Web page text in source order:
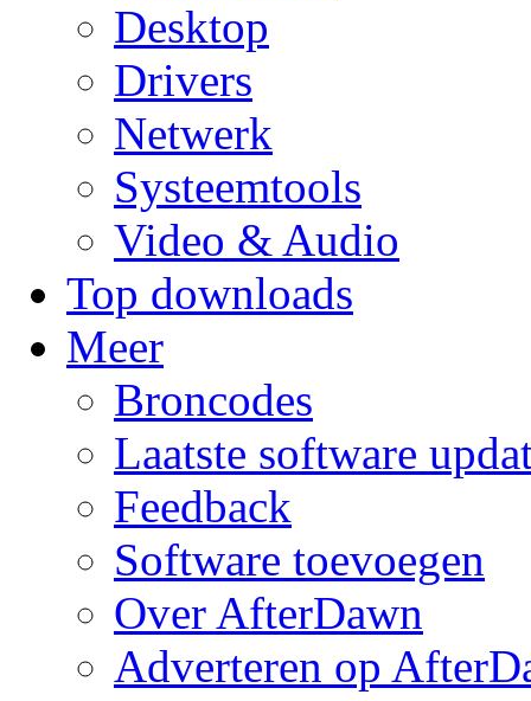
Desktop
Drivers
Netwerk
Systeemtools
Video & Audio
Top downloads
Meer
Broncodes
Laatste software
Feedback
Software toevoegen
Over AfterDawn
Adverteren op